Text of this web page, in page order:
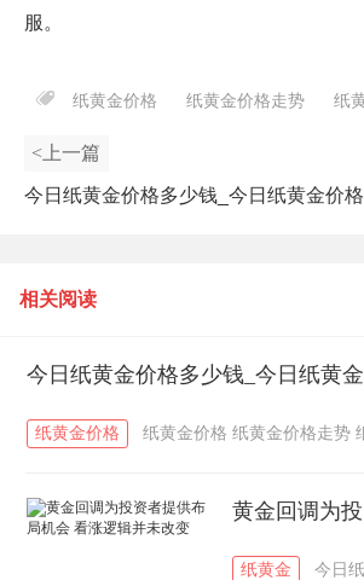
服。
纸黄金价格 纸黄金价格走势 纸
<上一篇
今日纸黄金价格多少钱_今日纸黄金价
相关阅读
今日纸黄金价格多少钱_今日纸黄
纸黄金价格 纸黄金价格 纸黄金价格走势
黄金回调为
纸黄金 今日